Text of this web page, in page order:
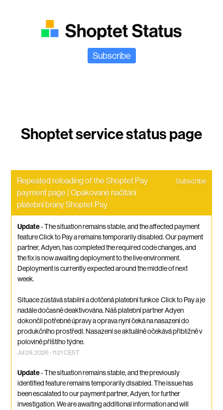
Subscribe
Repeated reloading of the Shoptet Pay
payment page | Opakované načítání
platební brány Shoptet Pay
Subscribe
Update-The situation remains stable, and the affected payment
feature Click to Pay a remains temporarily disabled. Our payment
partner, Adyen, has completed the required code changes, and
the fix is now awaiting deployment to the live environment.
Deployment is currently expected around the middle of next
week.
Situace zůstává stabilní a dotčená platební funkce  Click to Pay a je
nadále dočasně deaktivována. Náš platební partner Adyen
dokončil potřebné úpravy a oprava nyní čeká na nasazení do
produkčního prostředí. Nasazení se aktuálně očekává přibližně v
polovině příštího týdne.
Jul29,2026-11:21 CEST
Update-The situation remains stable, and the previously
identified feature remains temporarily disabled. The issue has
been escalated to our payment partner, Adyen, for further
investigation. We are awaiting additional information and will